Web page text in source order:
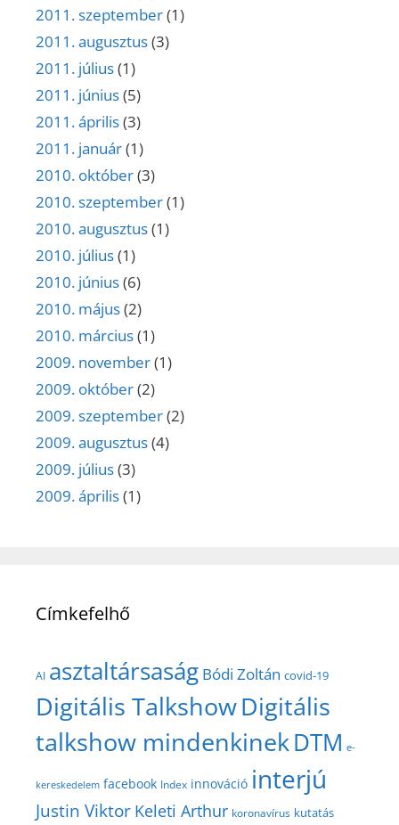
2011. szeptember(1)
2011. augusztus(3)
2011. július(1)
2011. június(5)
2011. április(3)
2011. január(1)
2010. október(3)
2010. szeptember(1)
2010. augusztus(1)
2010. július(1)
2010. június(6)
2010. május(2)
2010. március(1)
2009. november(1)
2009. október(2)
2009. szeptember(2)
2009. augusztus(4)
2009. július(3)
2009. április(1)
Címkefelhő
AI asztaltársaság Bódi Zoltán covid-19
Digitális TalkshowDigitális
talkshow mindenkinekDTM e-
kereskedelem facebook Index innováció interjú
Justin Viktor Keleti Arthur koronavírus kutatás